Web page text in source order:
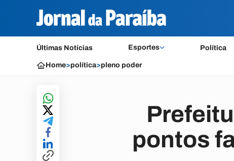
Últimas Notícias Esportes Política
Home>política>pleno poder
pontos